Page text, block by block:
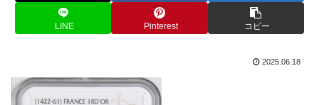
LINE Pinterest コピー
2025.06.18